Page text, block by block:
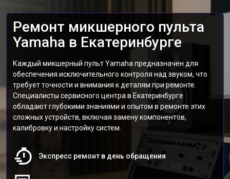
Ремонт микшерного пульта
Yamaha в Екатеринбурге
Каждый микшерный пульт Yamaha предназначен для
обеспечения исключительного контроля над звуком, что
требует точности и внимания к деталям при ремонте.
Cпециалисты сервисного центра в Екатеринбурге
обладают глубокими знаниями и опытом в ремонте этих
сложных устройств, включая замену компонентов,
калибровку и настройку систем.
Экспресс ремонт в день обращения